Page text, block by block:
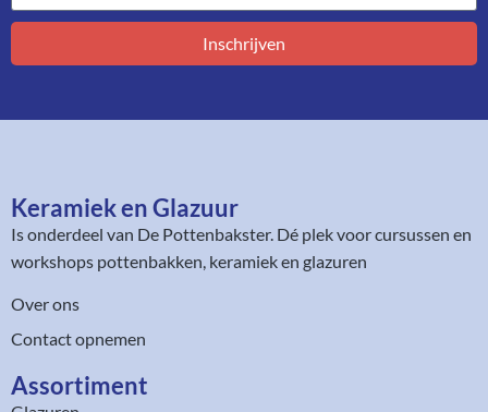
Inschrijven
Keramiek en Glazuur​
Is onderdeel van De Pottenbakster. Dé plek voor cursussen en
workshops pottenbakken, keramiek en glazuren
Over ons
Contact opnemen
Assortiment​